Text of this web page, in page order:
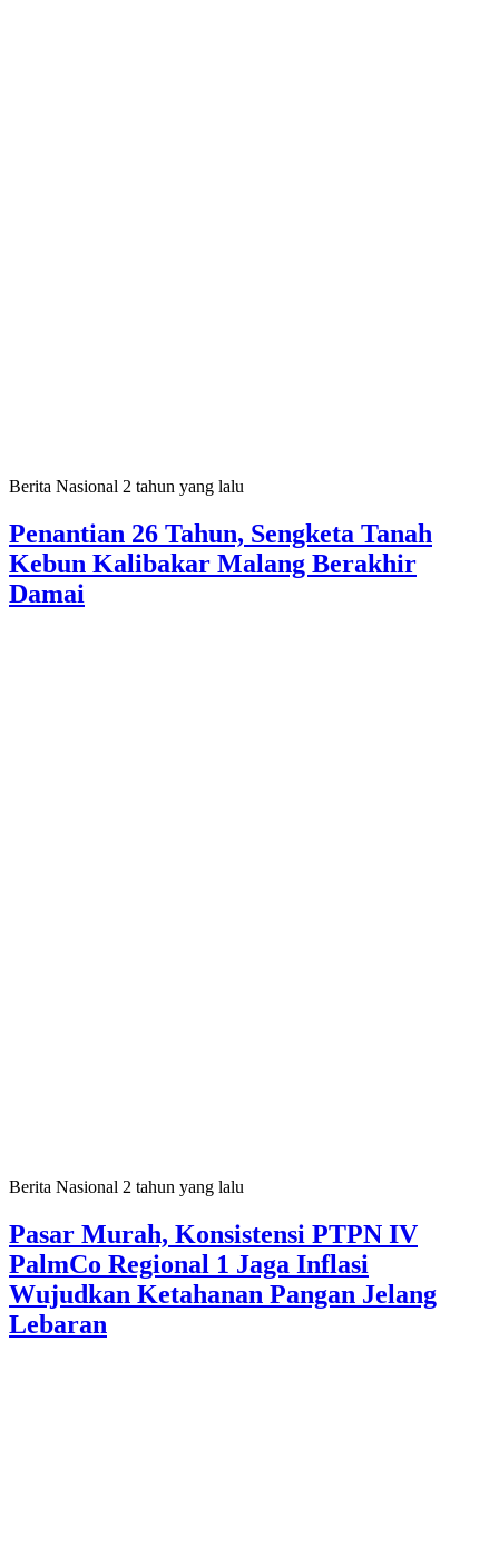
Berita Nasional 2 tahun yang lalu
Penantian 26 Tahun, Sengketa Tanah
Kebun Kalibakar Malang Berakhir
Damai
Berita Nasional 2 tahun yang lalu
Pasar Murah, Konsistensi PTPN IV
PalmCo Regional 1 Jaga Inflasi
Wujudkan Ketahanan Pangan Jelang
Lebaran